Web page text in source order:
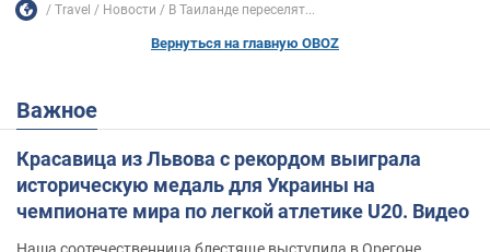
Travel Новости В Таиланде переселят...
Вернуться на главную OBOZ
Важное
Красавица из Львова с рекордом выиграла
историческую медаль для Украины на
чемпионате мира по легкой атлетике U20. Видео